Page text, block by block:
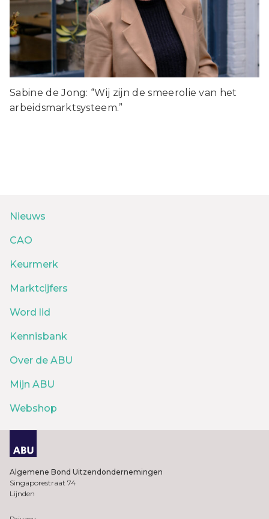
Sabine de Jong: “Wij zijn de smeerolie van het
arbeidsmarktsysteem.”
Nieuws
CAO
Keurmerk
Marktcijfers
Word lid
Kennisbank
Over de ABU
Mijn ABU
Webshop
Algemene Bond Uitzendondernemingen
Singaporestraat 74
Lijnden